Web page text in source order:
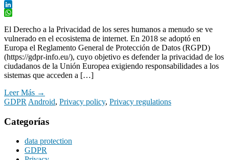
Twitter
LinkedIn
El Derecho a la Privacidad de los seres humanos a menudo se ve
vulnerado en el ecosistema de internet. En 2018 se adoptó en
Europa el Reglamento General de Protección de Datos (RGPD)
(https://gdpr-info.eu/), cuyo objetivo es defender la privacidad de los
ciudadanos de la Unión Europea exigiendo responsabilidades a los
sistemas que acceden a […]
Leer Más →
GDPR Android, Privacy policy, Privacy regulations
Categorías
data protection
GDPR